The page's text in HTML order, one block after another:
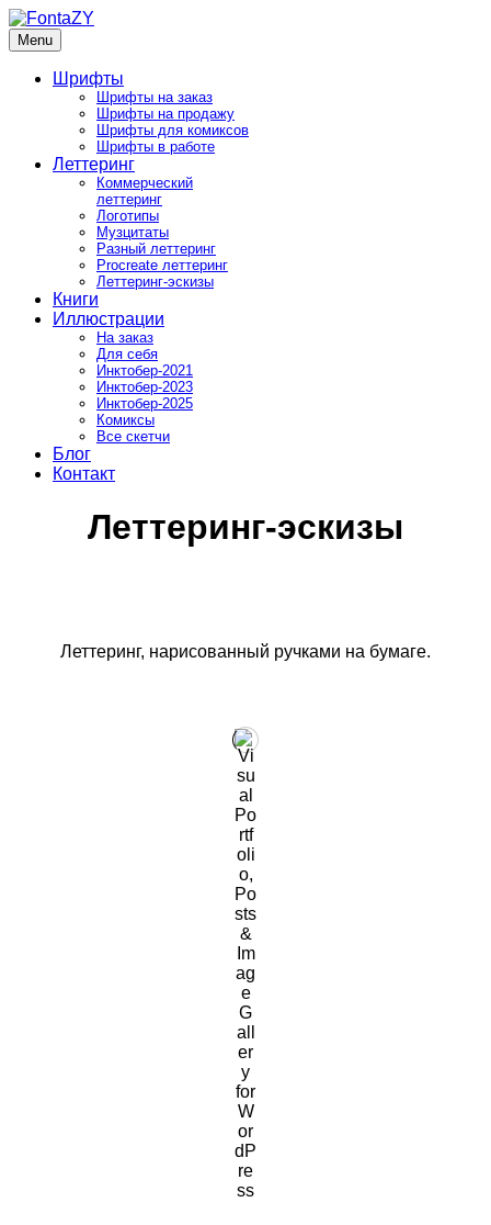
Skip
to
content
FontaZY
Fonts and pictures by Zakhar Yaschin
Menu
Шрифты
Шрифты на заказ
Шрифты на продажу
Шрифты для комиксов
Шрифты в работе
Леттеринг
Коммерческий
леттеринг
Логотипы
Музцитаты
Разный леттеринг
Procreate леттеринг
Леттеринг-эскизы
Книги
Иллюстрации
На заказ
Для себя
Инктобер-2021
Инктобер-2023
Инктобер-2025
Комиксы
Все скетчи
Блог
Контакт
Леттеринг-эскизы
Леттеринг, нарисованный ручками на бумаге.